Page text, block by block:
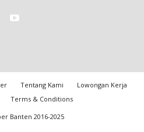
Tentang Kami
Lowongan Kerja
Terms & Conditions
Banten 2016-2025